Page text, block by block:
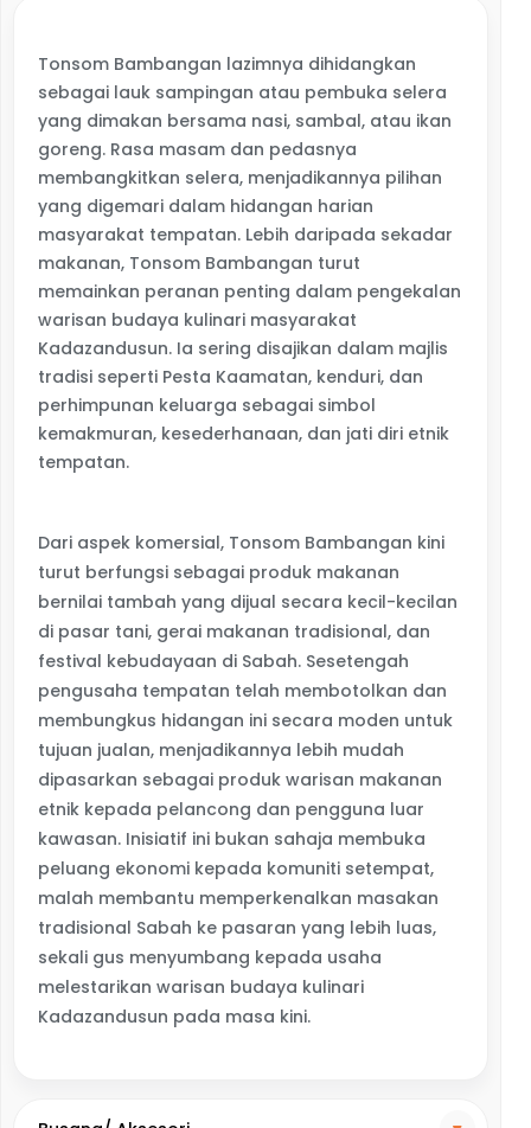
Tonsom Bambangan lazimnya dihidangkan
sebagai lauk sampingan atau pembuka selera
yang dimakan bersama nasi, sambal, atau ikan
goreng. Rasa masam dan pedasnya
membangkitkan selera, menjadikannya pilihan
yang digemari dalam hidangan harian
masyarakat tempatan. Lebih daripada sekadar
makanan, Tonsom Bambangan turut
memainkan peranan penting dalam pengekalan
warisan budaya kulinari masyarakat
Kadazandusun. Ia sering disajikan dalam majlis
tradisi seperti Pesta Kaamatan, kenduri, dan
perhimpunan keluarga sebagai simbol
kemakmuran, kesederhanaan, dan jati diri etnik
tempatan.
Dari aspek komersial, Tonsom Bambangan kini
turut berfungsi sebagai produk makanan
bernilai tambah yang dijual secara kecil-kecilan
di pasar tani, gerai makanan tradisional, dan
festival kebudayaan di Sabah. Sesetengah
pengusaha tempatan telah membotolkan dan
membungkus hidangan ini secara moden untuk
tujuan jualan, menjadikannya lebih mudah
dipasarkan sebagai produk warisan makanan
etnik kepada pelancong dan pengguna luar
kawasan. Inisiatif ini bukan sahaja membuka
peluang ekonomi kepada komuniti setempat,
malah membantu memperkenalkan masakan
tradisional Sabah ke pasaran yang lebih luas,
sekali gus menyumbang kepada usaha
melestarikan warisan budaya kulinari
Kadazandusun pada masa kini.